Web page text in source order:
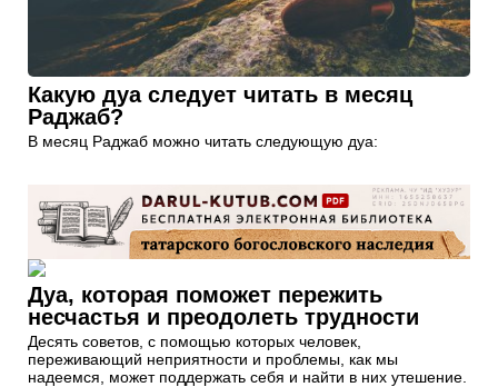
Какую дуа следует читать в месяц
Раджаб?
В месяц Раджаб можно читать следующую дуа:
Дуа, которая поможет пережить
несчастья и преодолеть трудности
Десять советов, с помощью которых человек,
переживающий неприятности и проблемы, как мы
надеемся, может поддержать себя и найти в них утешение.